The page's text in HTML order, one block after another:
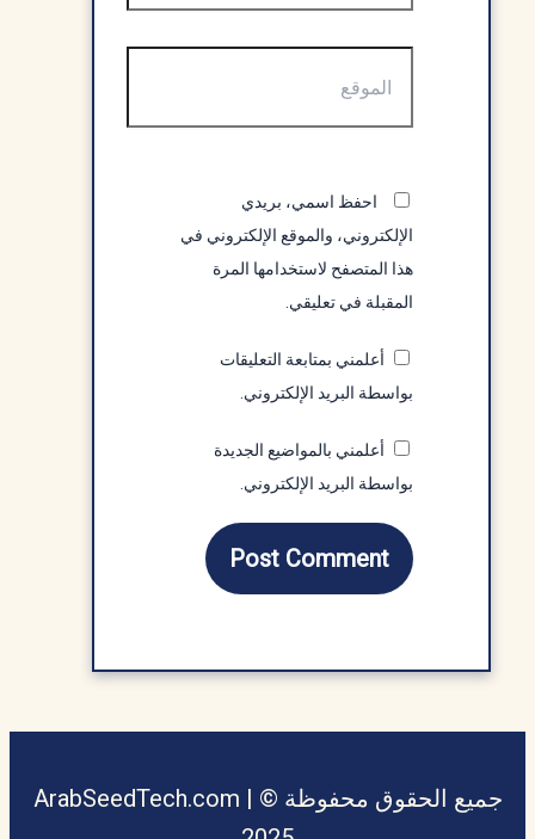
احفظ اسمي، بريدي
الإلكتروني، والموقع الإلكتروني في
هذا المتصفح لاستخدامها المرة
المقبلة في تعليقي.
أعلمني بمتابعة التعليقات
بواسطة البريد الإلكتروني.
أعلمني بالمواضيع الجديدة
بواسطة البريد الإلكتروني.
جميع الحقوق محفوظة © ArabSeedTech.com |